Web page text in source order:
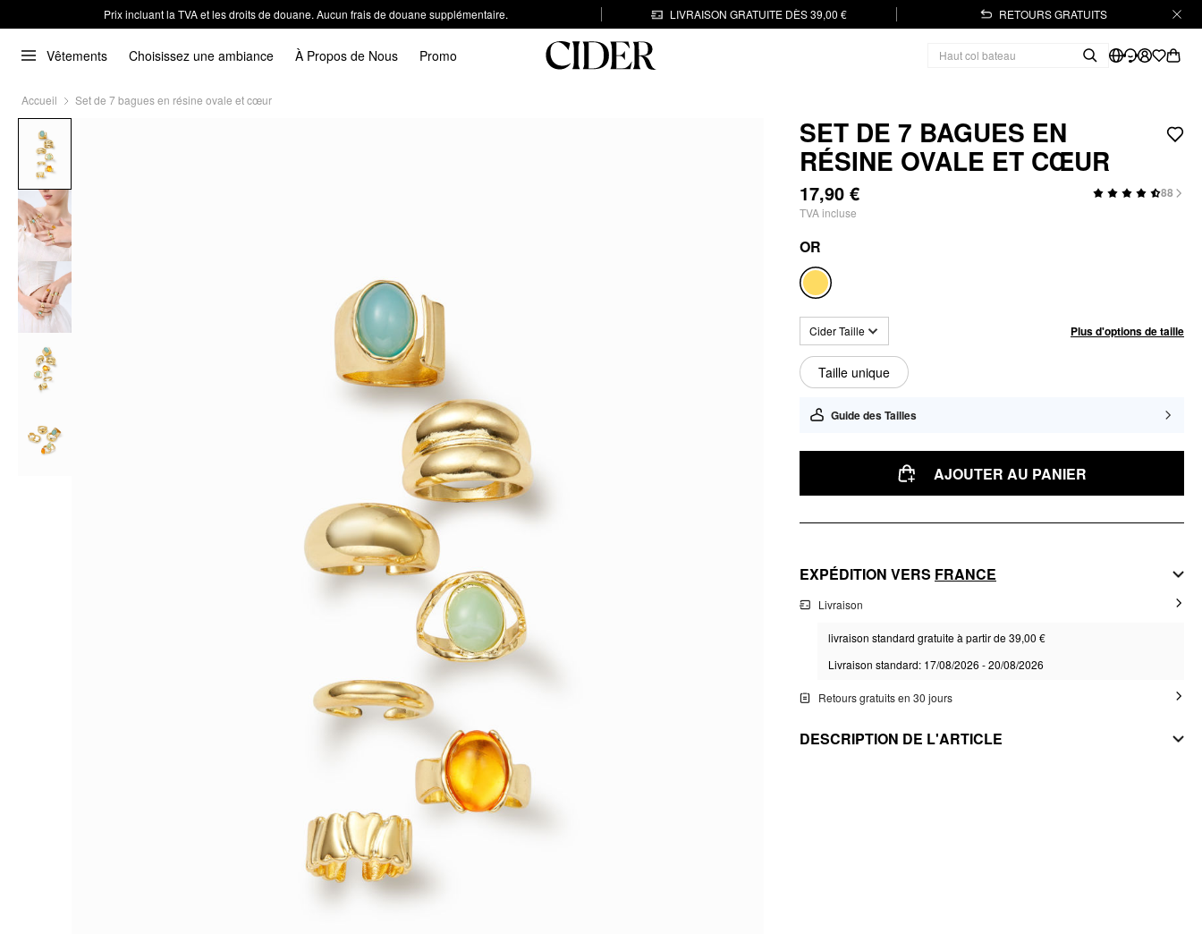
Prix incluant la TVA et les droits de douane. Aucun frais de douane supplémentaire. LIVRAISON GRATUITE DÈS 39,00 € RETOURS GRATUITS
Vêtements Choisissez une ambiance À Propos de Nous Promo
Accueil Set de 7 bagues en résine ovale et cœur
SET DE 7 BAGUES EN
RÉSINE OVALE ET CŒUR
17,90 € 88
TVA incluse
OR
Cider Taille Plus d'options de taille
Taille unique
Guide des Tailles
AJOUTER AU PANIER
EXPÉDITION VERS FRANCE
Livraison
livraison standard gratuite à partir de 39,00 €
Livraison standard: 17/08/2026 - 20/08/2026
Retours gratuits en 30 jours
DESCRIPTION DE L'ARTICLE